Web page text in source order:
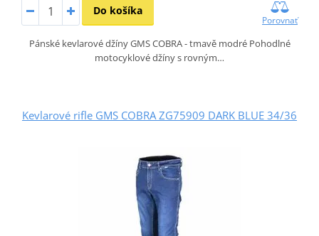
Do košíka
Porovnať
Pánské kevlarové džíny GMS COBRA - tmavě modré Pohodlné
motocyklové džíny s rovným…
Kevlarové rifle GMS COBRA ZG75909 DARK BLUE 34/36